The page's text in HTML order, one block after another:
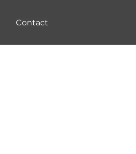
Contact